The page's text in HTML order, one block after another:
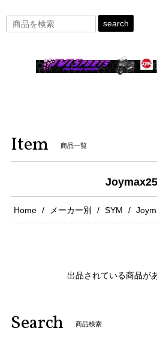
search
Item 商品一覧
Home メーカー別 SYM
出品されている商品が
Search 商品検索